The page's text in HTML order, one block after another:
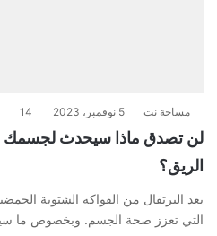
مساحة نت 5 نوفمبر، 2023 14
لن تصدق ماذا سيحدث لجسمك
الريق؟
يعد البرتقال من الفواكه الشتوية
التي تعزز صحة الجسم. وبخصوص ما